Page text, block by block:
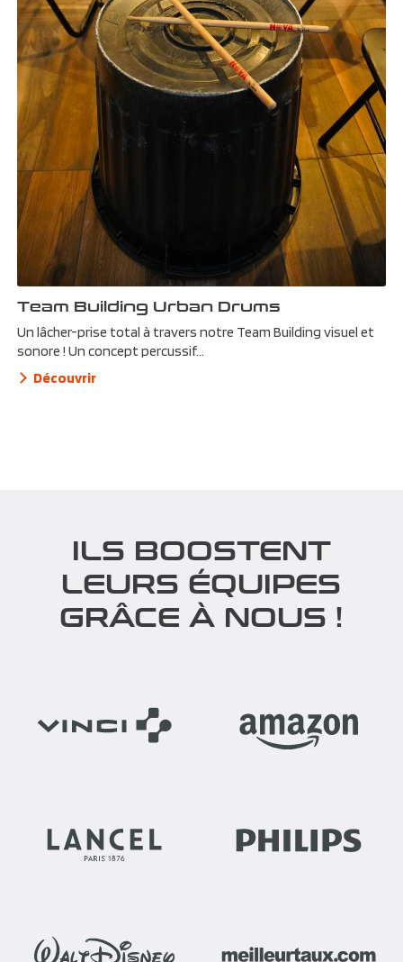
Team Building Urban Drums
Un lâcher-prise total à travers notre Team Building visuel et
sonore ! Un concept percussif...
Découvrir
ILS BOOSTENT
LEURS ÉQUIPES
GRÂCE À NOUS !